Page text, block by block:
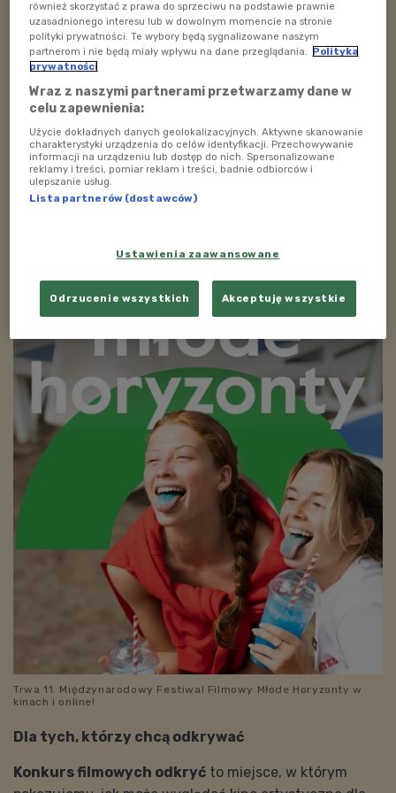
się najciekawsze polskie i międzynarodowe produkcje,
z których większość nie trafiła jeszcze do krajowej
dystrybucji. Nie tylko jury, ale także warszawska
festiwalu. Składy jurorskie ocenią też selekcję tytułów
odkryć. W tym ostatnim po raz kolejny głos zabierze
także jury złożone z młodych miłośników filmu.
Trwa 11. Międzynarodowy Festiwal Filmowy Młode Horyzonty w
kinach i online!
Dla tych, którzy chcą odkrywać
Konkurs filmowych odkryć to miejsce, w którym
również skorzystać z prawa do sprzeciwu na podstawie prawnie
uzasadnionego interesu lub w dowolnym momencie na stronie
polityki prywatności. Te wybory będą sygnalizowane naszym
partnerom i nie będą miały wpływu na dane przeglądania. Polityka
prywatności
Wraz z naszymi partnerami przetwarzamy dane w
celu zapewnienia:
Użycie dokładnych danych geolokalizacyjnych. Aktywne skanowanie
charakterystyki urządzenia do celów identyfikacji. Przechowywanie
informacji na urządzeniu lub dostęp do nich. Spersonalizowane
reklamy i treści, pomiar reklam i treści, badnie odbiorców i
ulepszanie usług.
Lista partnerów (dostawców)
Ustawienia zaawansowane
Odrzucenie wszystkich Akceptuję wszystkie